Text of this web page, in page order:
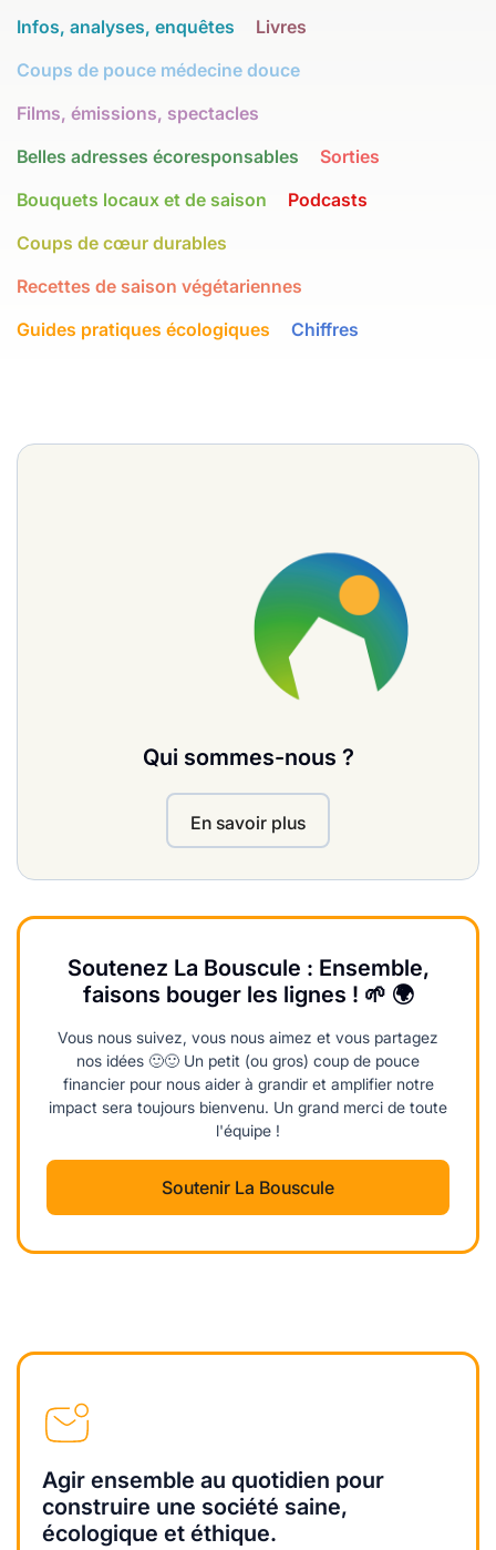
Infos, analyses, enquêtes
Livres
Coups de pouce médecine douce
Films, émissions, spectacles
Belles adresses écoresponsables
Sorties
Bouquets locaux et de saison
Podcasts
Coups de cœur durables
Recettes de saison végétariennes
Guides pratiques écologiques
Chiffres
Qui sommes-nous ?
En savoir plus
Soutenez La Bouscule : Ensemble,
faisons bouger les lignes ! 🌱 🌍
Vous nous suivez, vous nous aimez et vous partagez
nos idées 🙂🙂 Un petit (ou gros) coup de pouce
financier pour nous aider à grandir et amplifier notre
impact sera toujours bienvenu. Un grand merci de toute
l'équipe !
Soutenir La Bouscule
Agir ensemble au quotidien pour
construire une société saine,
écologique et éthique.